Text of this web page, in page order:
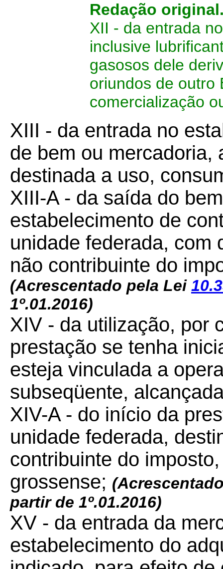
Redação
XII - da entrada
inclusive
gasosos dele
oriundos de outro
comercialização
XIII - da entrada no
de bem ou mercadoria,
destinada a uso,
XIII-A - da saída do
estabelecimento de
unidade federada, com
não contribuinte do
(Acrescentado pela Lei
1º.01.2016)
XIV - da utilização, por
prestação se tenha
esteja vinculada a
subseqüente,
XIV-A - do início da
unidade federada,
contribuinte do
grossense;
partir de 1º.01.2016)
XV - da entrada da
estabelecimento do